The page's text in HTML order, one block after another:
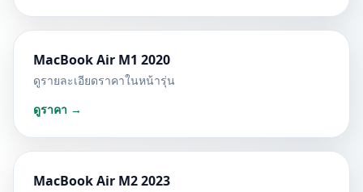
MacBook Air M1 2020
ดูรายละเอียดราคาในหน้ารุ่น
ดูราคา →
MacBook Air M2 2023